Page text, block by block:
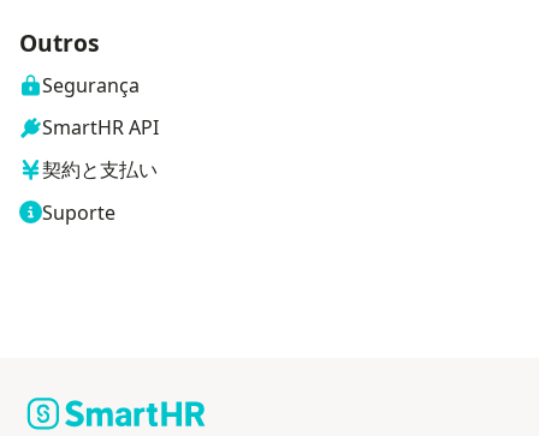
Outros
Segurança
SmartHR API
契約と支払い
Suporte